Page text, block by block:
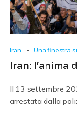
Iran - Una finestra
Iran: l’anima
Il 13 settembre
arrestata dalla